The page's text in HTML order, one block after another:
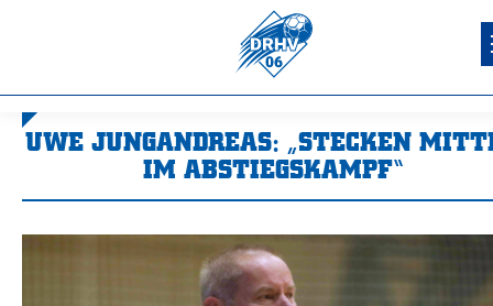
UWE JUNGANDREAS: „STECKEN
IM ABSTIEGSKAMPF“